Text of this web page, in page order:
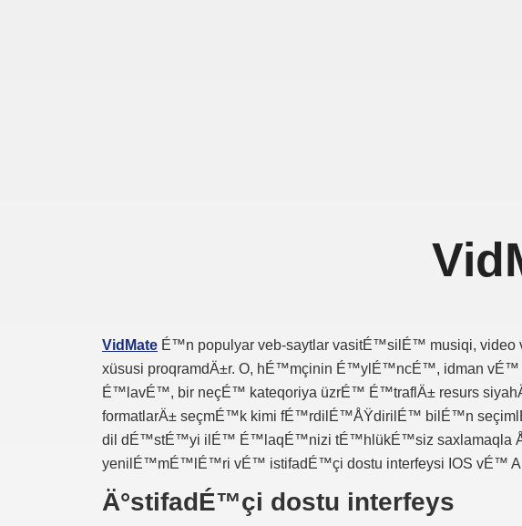
VidMate É™n populyar veb-saytlar vasitÉ™silÉ™ musiqi,
xüsusi proqramdÄ±r. O, hÉ™mçinin É™ylÉ™ncÉ™, idman
É™lavÉ™, bir neçÉ™ kateqoriya üzrÉ™ É™traflÄ± resurs
formatlarÄ± seçmÉ™k kimi fÉ™rdilÉ™ÅŸdirilÉ™ bilÉ™n
dil dÉ™stÉ™yi ilÉ™ É™laqÉ™nizi tÉ™hlükÉ™siz saxlamaqla
yenilÉ™mÉ™lÉ™ri vÉ™ istifadÉ™çi dostu interfeysi IOS vÉ™
Ä°stifadÉ™çi dostu interfeys